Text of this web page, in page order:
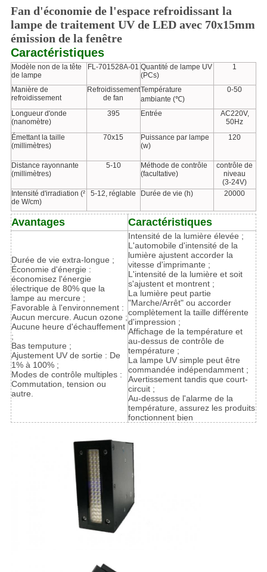
Fan d'économie de l'espace refroidissant la
lampe de traitement UV de LED avec 70x15mm
émission de la fenêtre
Caractéristiques
Modèle non de la tête
de lampe
FL-701528A-01 Quantité de lampe UV
(PCs)
1
Manière de
refroidissement
Refroidissement
de fan
Température
ambiante (℃)
0-50
Longueur d'onde
(nanomètre)
395 Entrée
AC220V,
50Hz
Émettant la taille
(millimètres)
70x15
Puissance par lampe
(w)
120
Distance rayonnante
(millimètres)
5-10
Méthode de contrôle
(facultative)
contrôle de
niveau
(3-24V)
Intensité d'irradiation (²
de W/cm)
5-12, réglable Durée de vie (h) 20000
Avantages Caractéristiques
Durée de vie extra-longue ;
Économie d'énergie :
économisez l'énergie
électrique de 80% que la
lampe au mercure ;
Favorable à l'environnement :
Aucun mercure. Aucun ozone ;
Aucune heure d'échauffement
;
Bas temputure ;
Ajustement UV de sortie : De
1% à 100% ;
Modes de contrôle multiples :
Commutation, tension ou
autre.
Intensité de la lumière élevée ;
L'automobile d'intensité de la
lumière ajustent accorder la
vitesse d'imprimante ;
L'intensité de la lumière et soit
s'ajustent et montrent ;
La lumière peut partie
"Marche/Arrêt" ou accorder
complètement la taille différente
d'impression ;
Affichage de la température et
au-dessus de contrôle de
température ;
La lampe UV simple peut être
commandée indépendamment ;
Avertissement tandis que court-
circuit ;
Au-dessus de l'alarme de la
température, assurez les produits
fonctionnent bien